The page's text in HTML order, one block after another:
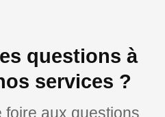
questions à
services ?
foire aux questions